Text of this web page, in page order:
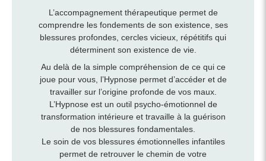
L’accompagnement thérapeutique permet de
comprendre les fondements de son existence, ses
blessures profondes, cercles vicieux, répétitifs qui
déterminent son existence de vie.
Au delà de la simple compréhension de ce qui ce
joue pour vous, l’Hypnose permet d’accéder et de
travailler sur l’origine profonde de vos maux.
L’Hypnose est un outil psycho-émotionnel de
transformation intérieure et travaille à la guérison
de nos blessures fondamentales.
Le soin de vos blessures émotionnelles infantiles
permet de retrouver le chemin de votre